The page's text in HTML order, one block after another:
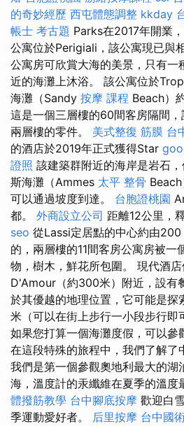
的奇妙經歷 西屯體態調整 kkday
帳士 考古題 Parks在2017年開業
公寓位於Perigiali，該公寓現已與
公寓房可欣賞大海的美景，只​​有一
近的海灘上沐浴。 該公寓位於
海灘（Sandy 按摩 課程 Beach）
這是一個三層樓的60間客房隔間，
兩層樓的零件。 美式整復 筋膜 台
的酒店於2019年正式獲得Star
證照 該建築群附近的海岸是岩石
斯海灘（Ammes 太平 整骨 Beach
可以通過坡度到達。 台胞證桃園
都。 外商設立公司 距離12公里，
seo 從Lassi定居點的中心約由200
的，兩層樓的11間客房公寓房被一
物，樹木，鮮花所包圍。 現代酒
D'Amour（約300米）附近，設有
於其優越的地理位置，它可能是探
米（可以在街上步行一小段步行即
如果您打算一個海灘度假，可以參
在這段特殊的旅程中，我們了解了
我們是第一個參觀奧地利最大的湖
海，溫度計的汞纖維在夏季的溫度
體撥筋教學 台中腳底按摩 歡迎白
季運動愛好者。 后里按摩 台中國